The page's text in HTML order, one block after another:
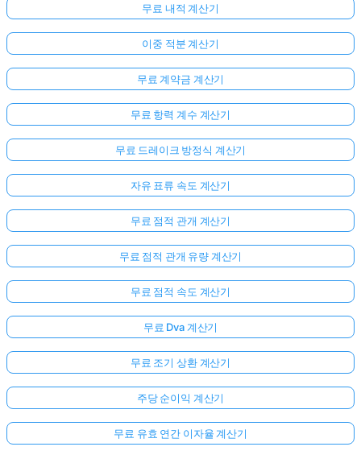
여
서
그
인
세
무료 내적 계산기
이중 적분 계산기
무료 계약금 계산기
무료 항력 계수 계산기
무료 드레이크 방정식 계산기
자유 표류 속도 계산기
무료 점적 관개 계산기
무료 점적 관개 유량 계산기
무료 점적 속도 계산기
무료 Dva 계산기
무료 조기 상환 계산기
주당 순이익 계산기
무료 유효 연간 이자율 계산기